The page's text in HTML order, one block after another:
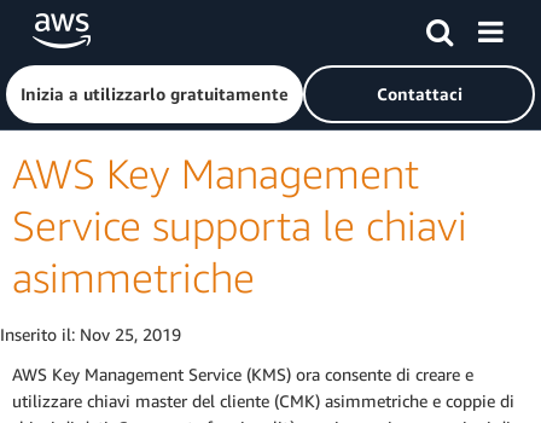
Passa al contenuto principale
Fai clic qui per tornare alla home page di Amazon Web
Inizia a utilizzarlo gratuitamente Contattaci
AWS Key Management
Service supporta le chiavi
asimmetriche
Inserito il: Nov 25, 2019
AWS Key Management Service (KMS) ora consente di creare e
utilizzare chiavi master del cliente (CMK) asimmetriche e coppie di